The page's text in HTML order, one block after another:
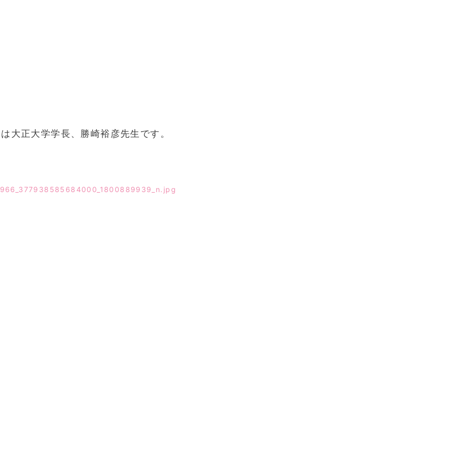
大正大学学長、勝崎裕彦先生です。